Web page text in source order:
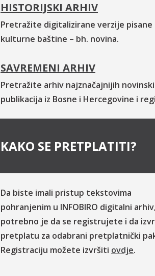
HISTORIJSKI ARHIV
Pretražite digitalizirane verzije pisane
kulturne baštine – bh. novina.
SAVREMENI ARHIV
Pretražite arhiv najznačajnijih
publikacija iz Bosne i Hercegovine i
KAKO SE PRETPLATITI?
Da biste imali pristup tekstovima
pohranjenim u INFOBIRO digitalni
potrebno je da se registrujete i da
pretplatu za odabrani pretplatnički
Registraciju možete izvršiti ovdje.